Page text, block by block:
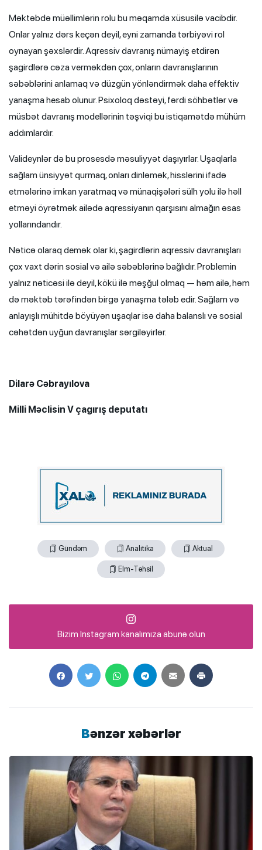
Məktəbdə müəllimlərin rolu bu məqamda xüsusilə vacibdir.
Onlar yalnız dərs keçən deyil, eyni zamanda tərbiyəvi rol
oynayan şəxslərdir. Aqressiv davranış nümayiş etdirən
şagirdlərə cəza verməkdən çox, onların davranışlarının
səbəblərini anlamaq və düzgün yönləndirmək daha effektiv
yanaşma hesab olunur. Psixoloq dəstəyi, fərdi söhbətlər və
müsbət davranış modellərinin təşviqi bu istiqamətdə mühüm
addımlardır.
Valideynlər də bu prosesdə məsuliyyət daşıyırlar. Uşaqlarla
sağlam ünsiyyət qurmaq, onları dinləmək, hisslərini ifadə
etmələrinə imkan yaratmaq və münaqişələri sülh yolu ilə həll
etməyi öyrətmək ailədə aqressiyanın qarşısını almağın əsas
yollarındandır.
Nəticə olaraq demək olar ki, şagirdlərin aqressiv davranışları
çox vaxt dərin sosial və ailə səbəblərinə bağlıdır. Problemin
yalnız nəticəsi ilə deyil, kökü ilə məşğul olmaq — həm ailə, həm
də məktəb tərəfindən birgə yanaşma tələb edir. Sağlam və
anlayışlı mühitdə böyüyən uşaqlar isə daha balanslı və sosial
cəhətdən uyğun davranışlar sərgiləyirlər.
Dilarə Cəbrayılova
Milli Məclisin V çagırış deputatı
Gündəm Analitika Aktual
Elm-Təhsil
Bizim Instagram kanalımıza abunə olun
Bənzər xəbərlər